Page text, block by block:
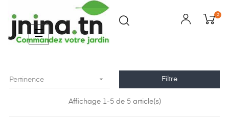
Basculer
la
☰
0
Pertinence  Filtre
Affichage 1-5 de 5 article(s)